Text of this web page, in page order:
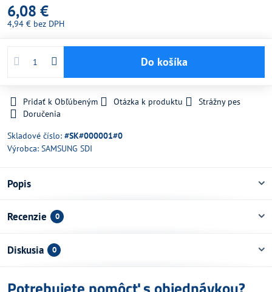
6,08 €
4,94 € bez DPH
Do košíka
Pridať k Obľúbeným Otázka k produktu
Strážny pes
Doručenia
Skladové číslo: #SK#000001#0
Výrobca: SAMSUNG SDI
Popis
Recenzie 0
Diskusia 0